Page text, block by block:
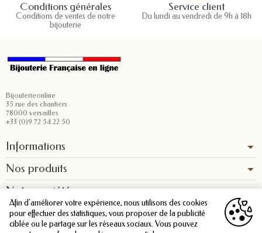
Conditions générales
Conditions de ventes de notre
bijouterie
Service client
Du lundi au vendredi de 9h à 18h
Bijouterieonline
35 rue des chantiers
78000 versailles
+33 (0)9 72 54 22 50
Informations
Nos produits
Notre société
Afin d'améliorer votre expérience, nous utilisons des cookies
pour effectuer des statistiques, vous proposer de la publicité
ciblée ou le partage sur les réseaux sociaux. Vous pouvez